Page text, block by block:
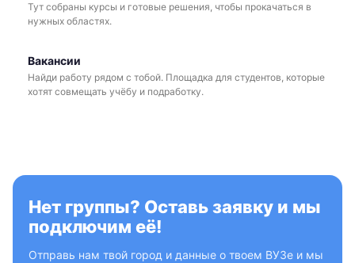
Тут собраны курсы и готовые решения, чтобы прокачаться в
нужных областях.
Вакансии
Найди работу рядом с тобой. Площадка для студентов, которые
хотят совмещать учёбу и подработку.
Нет группы? Оставь заявку и мы
подключим её!
Отправь нам твой город и данные о твоем ВУЗе и мы